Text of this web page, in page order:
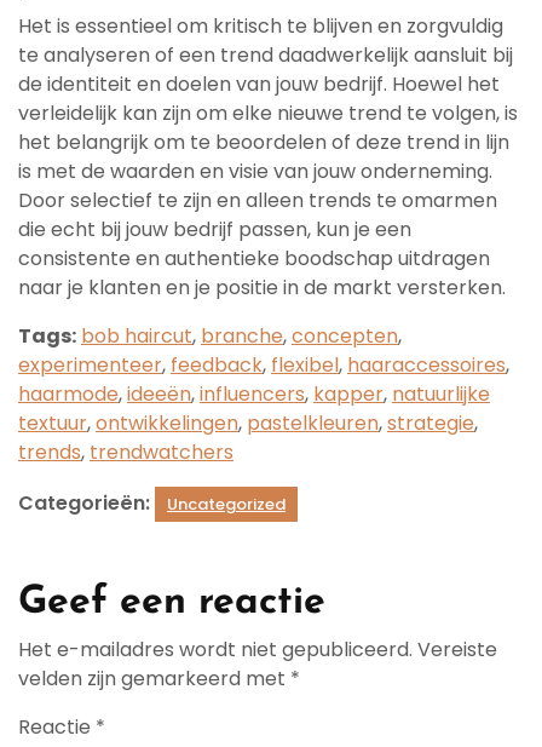
Het is essentieel om kritisch te blijven en zorgvuldig
te analyseren of een trend daadwerkelijk aansluit bij
de identiteit en doelen van jouw bedrijf. Hoewel het
verleidelijk kan zijn om elke nieuwe trend te volgen, is
het belangrijk om te beoordelen of deze trend in lijn
is met de waarden en visie van jouw onderneming.
Door selectief te zijn en alleen trends te omarmen
die echt bij jouw bedrijf passen, kun je een
consistente en authentieke boodschap uitdragen
naar je klanten en je positie in de markt versterken.
Tags: bob haircut, branche,concepten,
experimenteer, feedback, flexibel, haaraccessoires,
haarmode,ideeën,influencers, kapper, natuurlijke
textuur,ontwikkelingen, pastelkleuren,strategie,
trends, trendwatchers
Categorieën:
Uncategorized
Geef een reactie
Het e-mailadres wordt niet gepubliceerd. Vereiste
velden zijn gemarkeerd met *
Reactie *